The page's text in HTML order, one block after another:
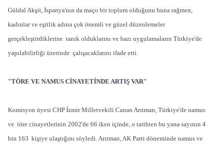
Güldal Akşit, İspanya'nın da maço bir toplum olduğunu buna rağmen,
kadınlar ve eşitlik adına çok önemli ve güzel düzenlemeler
gerçekleştirdiklerine tanık olduklarını ve bazı uygulamaların Türkiye'de
yapılabilirliği üzerinde çalışacaklarını ifade etti.
"TÖRE VE NAMUS CİNAYETİNDE ARTIŞ VAR"
Komisyon üyesi CHP İzmir Milletvekili Canan Arıtman, Türkiye'de namus
ve töre cinayetlerinin 2002'de 66 iken içinde, o tarihten bu yana sayının 4
bin 163 kişiye ulaştığını söyledi. Arıtman, AK Parti döneminde namus ve